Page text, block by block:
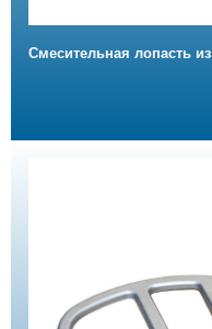
Смесительная лопасть из